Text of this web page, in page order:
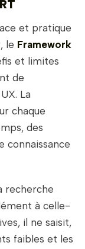
et pratique
le Framework
et limites
de
La
chaque
des
connaissance
recherche
à celle-
il ne saisit,
faibles et les